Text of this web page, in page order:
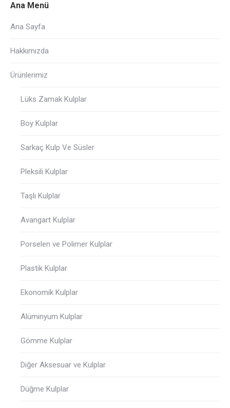
Ana Menü
Ana Sayfa
Hakkımızda
Ürünlerimiz
Lüks Zamak Kulplar
Boy Kulplar
Sarkaç Kulp Ve Süsler
Pleksili Kulplar
Taşlı Kulplar
Avangart Kulplar
Porselen ve Polimer Kulplar
Plastik Kulplar
Ekonomik Kulplar
Alüminyum Kulplar
Gömme Kulplar
Diğer Aksesuar ve Kulplar
Düğme Kulplar